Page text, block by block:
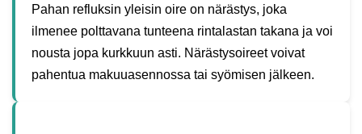
Pahan refluksin yleisin oire on närästys, joka
ilmenee polttavana tunteena rintalastan takana ja voi
nousta jopa kurkkuun asti. Närästysoireet voivat
pahentua makuuasennossa tai syömisen jälkeen.